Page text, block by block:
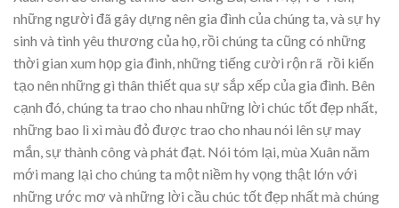
những người đã gây dựng nên gia đình của chúng ta, và sự hy
sinh và tình yêu thương của họ, rồi chúng ta cũng có những
thời gian xum họp gia đình, những tiếng cười rộn rã rồi kiến
tạo nên những gì thân thiết qua sự sắp xếp của gia đình. Bên
cạnh đó, chúng ta trao cho nhau những lời chúc tốt đẹp nhất,
những bao lì xì màu đỏ được trao cho nhau nói lên sự may
mắn, sự thành công và phát đạt. Nói tóm lại, mùa Xuân năm
mới mang lại cho chúng ta một niềm hy vọng thật lớn với
những ước mơ và những lời cầu chúc tốt đẹp nhất mà chúng